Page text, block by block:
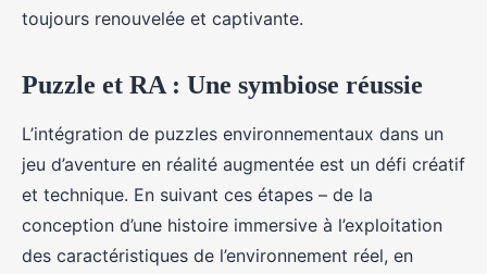
toujours renouvelée et captivante.
Puzzle et RA : Une symbiose réussie
L’intégration de puzzles environnementaux dans un
jeu d’aventure en réalité augmentée est un défi créatif
et technique. En suivant ces étapes – de la
conception d’une histoire immersive à l’exploitation
des caractéristiques de l’environnement réel, en